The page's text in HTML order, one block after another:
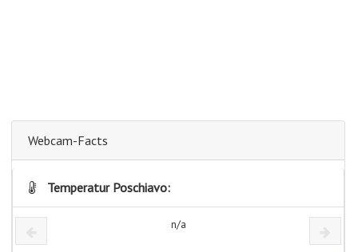
Webcam-Facts
Temperatur Poschiavo:
n/a